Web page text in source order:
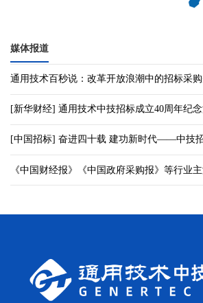
媒体报道
通用技术百秒说：改革开放浪潮中的招标采